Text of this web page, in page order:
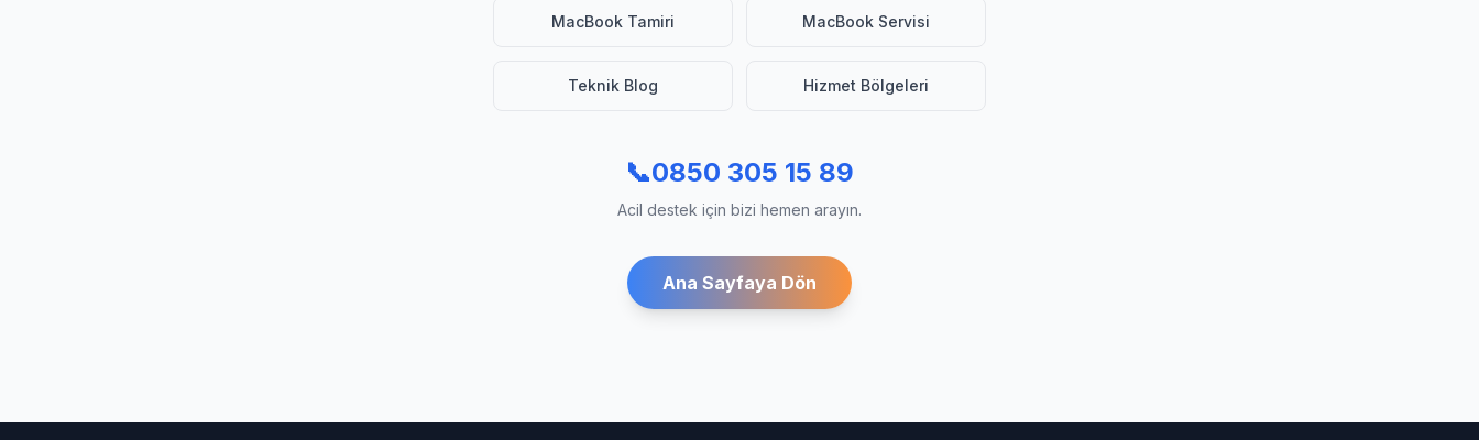
MacBook Tamiri MacBook Servisi
Teknik Blog Hizmet Bölgeleri
📞0850 305 15 89
Acil destek için bizi hemen arayın.
Ana Sayfaya Dön